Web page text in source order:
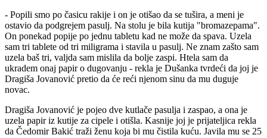
- Popili smo po časicu rakije i on je otišao da se tušira, a meni je
ostavio da podgrejem pasulj. Na stolu je bila kutija "bromazepama".
On ponekad popije po jednu tabletu kad ne može da spava. Uzela
sam tri tablete od tri miligrama i stavila u pasulj. Ne znam zašto sam
uzela baš tri, valjda sam mislila da bolje zaspi. Htela sam da
ukradem onaj papir o dugovanju - rekla je Dušanka tvrdeći da joj je
Dragiša Jovanović pretio da će reći njenom sinu da mu duguje
novac.
Dragiša Jovanović je pojeo dve kutlače pasulja i zaspao, a ona je
uzela papir iz kutije za cipele i otišla. Kasnije joj je prijateljica rekla
da Čedomir Bakić traži ženu koja bi mu čistila kuću. Javila mu se 25